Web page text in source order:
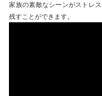
家族の素敵なシーンがストレ
残すことができます。